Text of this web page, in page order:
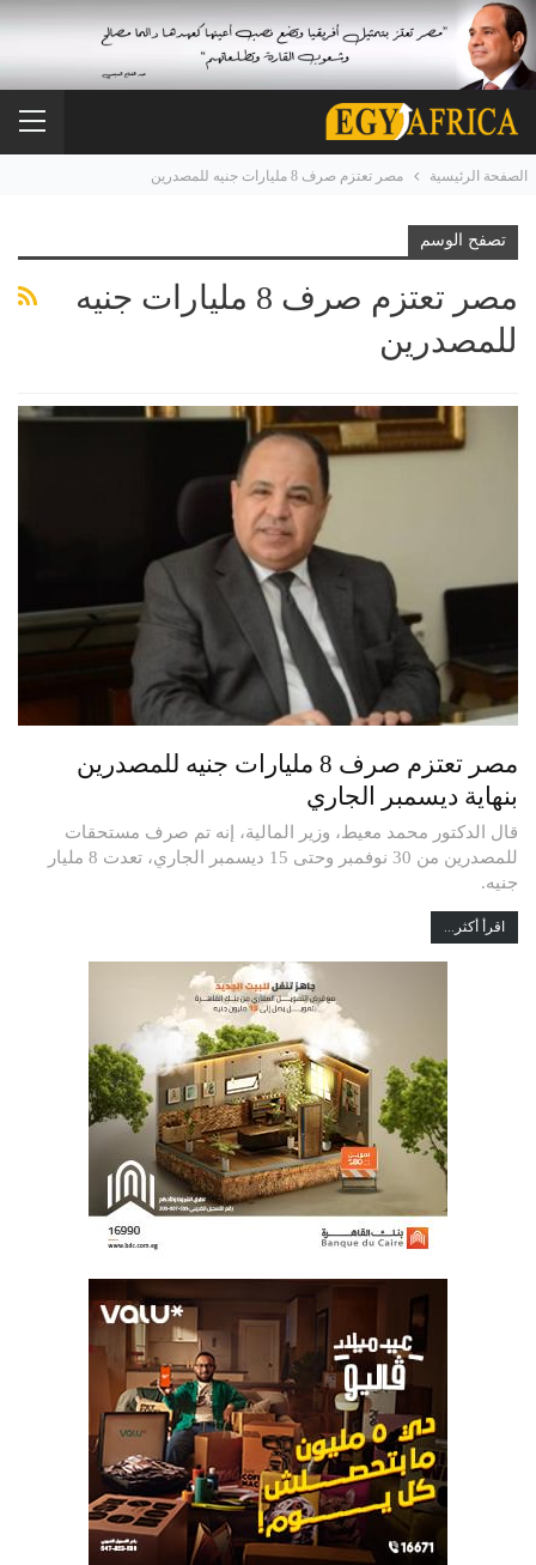
الصفحة الرئيسية مصر تعتزم صرف 8 مليارات جنيه للمصدرين
تصفح الوسم
مصر تعتزم صرف 8 مليارات جنيه
للمصدرين
مصر تعتزم صرف 8 مليارات جنيه للمصدرين
بنهاية ديسمبر الجاري
قال الدكتور محمد معيط، وزير المالية، إنه تم صرف مستحقات
للمصدرين من 30 نوفمبر وحتى 15 ديسمبر الجاري، تعدت 8 مليار
جنيه.
اقرأ أكثر...